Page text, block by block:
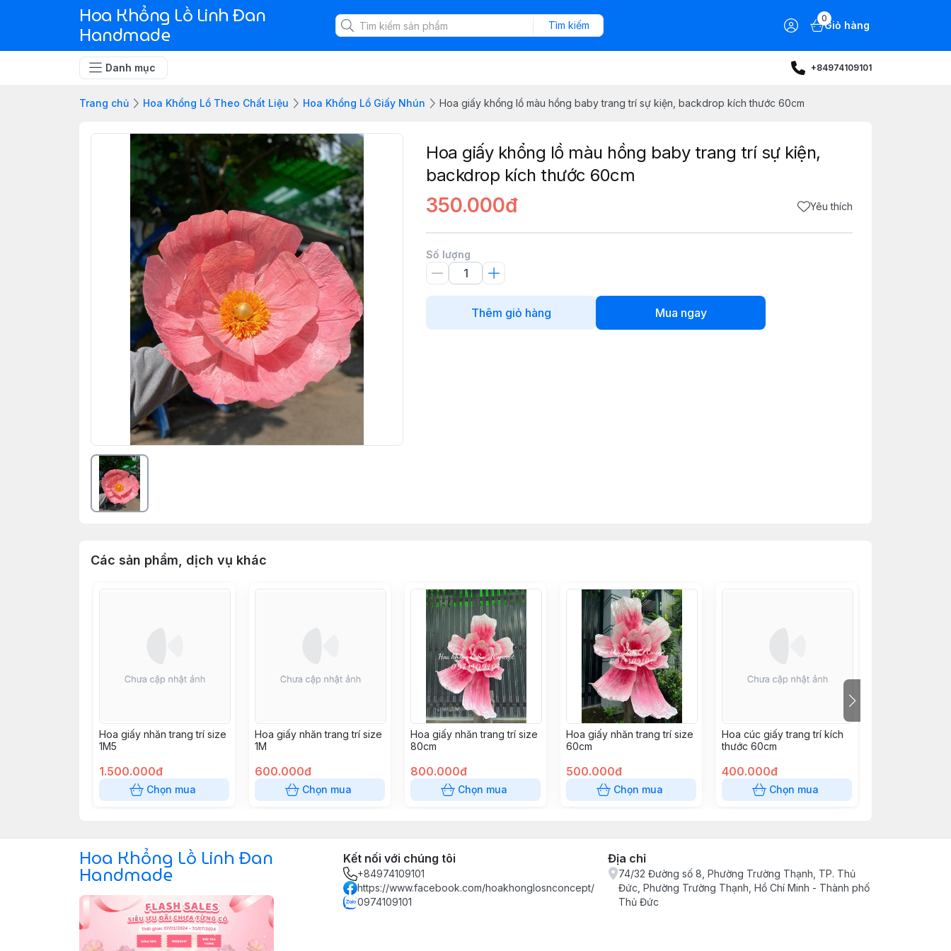
Hoa Khổng Lồ Linh Đan
Handmade Tìm kiếm
0
Giỏ hàng
Danh mục +84974109101
Trang chủ Hoa Khổng Lồ Theo Chất Liệu Hoa Khổng Lồ Giấy Nhún Hoa giấy khổng lồ màu hồng baby trang trí sự kiện, backdrop kích thước 60cm
Hoa giấy khổng lồ màu hồng baby trang trí sự kiện,
backdrop kích thước 60cm
350.000đ Yêu thích
Số lượng
Thêm giỏ hàng Mua ngay
Các sản phẩm, dịch vụ khác
Hoa giấy nhăn trang trí size
1M5
1.500.000đ
Chọn mua
Hoa giấy nhăn trang trí size
1M
600.000đ
Chọn mua
Hoa giấy nhăn trang trí size
80cm
800.000đ
Chọn mua
Hoa giấy nhăn trang trí size
60cm
500.000đ
Chọn mua
Hoa cúc giấy trang trí kích
thước 60cm
400.000đ
Chọn mua
Hoa Khổng Lồ Linh Đan
Handmade
Kết nối với chúng tôi
+84974109101
https://www.facebook.com/hoakhonglosnconcept/
0974109101
Địa chỉ
74/32 Đường số 8, Phường Trường Thạnh, TP. Thủ
Đức, Phường Trường Thạnh, Hồ Chí Minh - Thành phố
Thủ Đức